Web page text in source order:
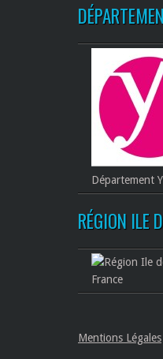
Département
RÉGION ILE
France
Mentions Légales